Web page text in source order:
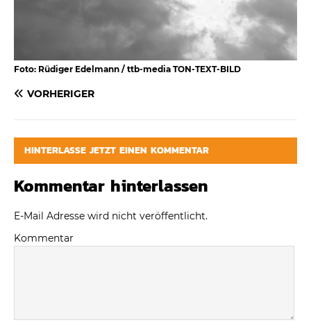
Foto: Rüdiger Edelmann / ttb-media TON-TEXT-BILD
VORHERIGER
HINTERLASSE JETZT EINEN KOMMENTAR
Kommentar hinterlassen
E-Mail Adresse wird nicht veröffentlicht.
Kommentar